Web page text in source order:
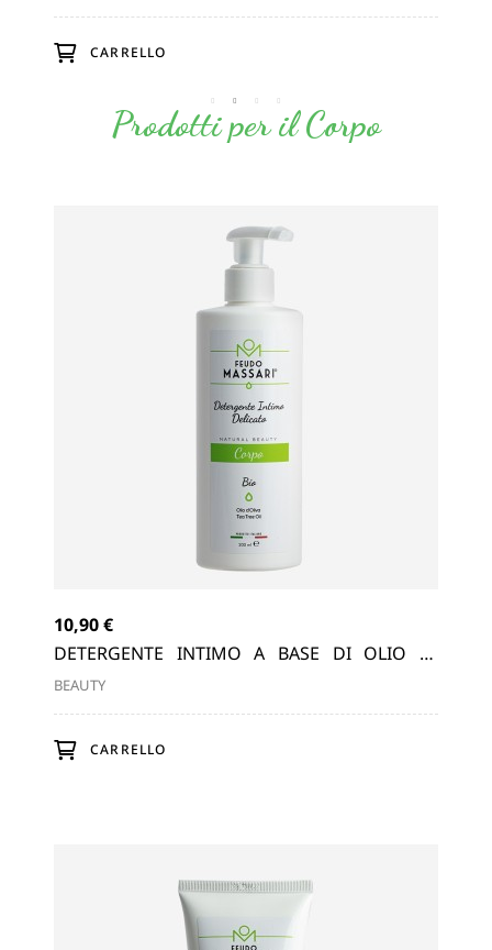
CARRELLO
Prodotti per il Corpo
10,90 €
DETERGENTE INTIMO A BASE DI OLIO DI
OLIVA, TEA TREE OIL
BEAUTY
CARRELLO